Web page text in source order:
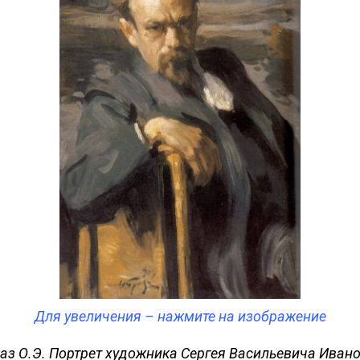
Для увеличения – нажмите на изображение
О.Э. Портрет художника Сергея Васильевича